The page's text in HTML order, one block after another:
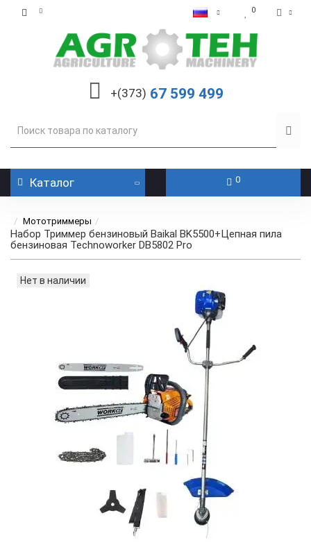
0
+(373) 67 599 499
Каталог 0
Мототриммеры
Набор Триммер бензиновый Baikal BK5500+Цепная пила
бензиновая Technoworker DB5802 Pro
Нет в наличии